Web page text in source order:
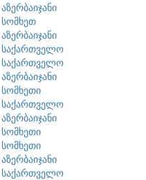
სომხეთ
საქართველო
საქართველო
საქართველო
საქართველო